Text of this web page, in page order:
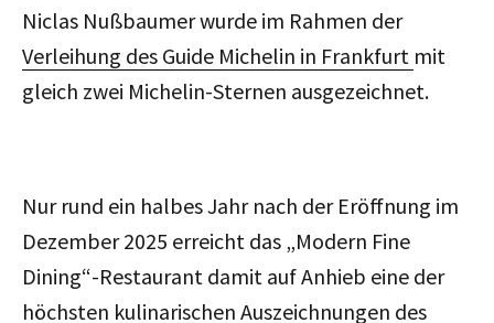
Niclas Nußbaumer wurde im Rahmen der
Verleihung des Guide Michelin in Frankfurt mit
gleich zwei Michelin-Sternen ausgezeichnet.
Nur rund ein halbes Jahr nach der Eröffnung im
Dezember 2025 erreicht das „Modern Fine
Dining“-Restaurant damit auf Anhieb eine der
höchsten kulinarischen Auszeichnungen des